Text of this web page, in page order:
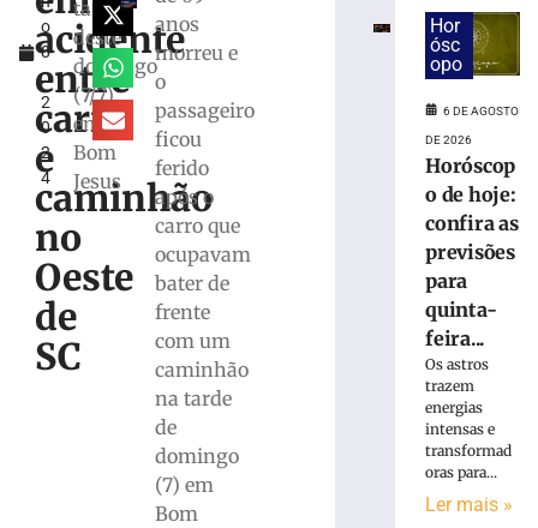
o
8
,
2
0
2
4
acidente
entre
carro
e
caminhão
no
Oeste
de
SC
tarde
deste
domingo
(7/7)
em
Bom
Jesus
anos
morreu e
o
passageiro
ficou
ferido
após o
carro que
ocupavam
bater de
frente
com um
caminhão
na tarde
de
domingo
(7) em
Bom
incêndio
criminoso
confessar
crime
Polícia
Militar
Motorista
Hor
ósc
opo
6 DE AGOSTO
DE 2026
Horóscop
o de hoje:
confira as
previsões
para
quinta-
feira...
Os astros
trazem
energias
intensas e
transformad
oras para...
Ler mais »